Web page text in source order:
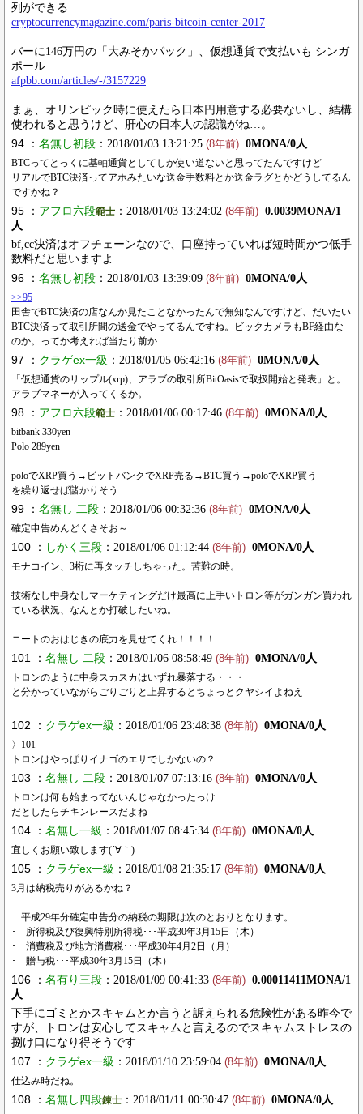
列ができる
cryptocurrencymagazine.com/paris-bitcoin-center-2017
バーに146万円の「大みそかパック」、仮想通貨で支払いも シンガ
ポール
afpbb.com/articles/-/3157229
まぁ、オリンピック時に使えたら日本円用意する必要ないし、結構
使われると思うけど、肝心の日本人の認識がね…。
94 ： 名無し初段 ：2018/01/03 13:21:25 (8年前) 0MONA/0人
BTCってとっくに基軸通貨としてしか使い道ないと思ってたんですけど
リアルでBTC決済ってアホみたいな送金手数料とか送金ラグとかどうしてるん
ですかね？
95 ： アフロ六段範士 ：2018/01/03 13:24:02 (8年前) 0.0039MONA/1
人
bf,cc決済はオフチェーンなので、口座持っていれば短時間かつ低手
数料だと思いますよ
96 ： 名無し初段 ：2018/01/03 13:39:09 (8年前) 0MONA/0人
>>95
田舎でBTC決済の店なんか見たことなかったんで無知なんですけど、だいたい
BTC決済って取引所間の送金でやってるんですね。ビックカメラもBF経由な
のか。ってか考えれば当たり前か…
97 ： クラゲex一級 ：2018/01/05 06:42:16 (8年前) 0MONA/0人
「仮想通貨のリップル(xrp)、アラブの取引所BitOasisで取扱開始と発表」と。
アラブマネーが入ってくるか。
98 ： アフロ六段範士 ：2018/01/06 00:17:46 (8年前) 0MONA/0人
bitbank 330yen
Polo 289yen
poloでXRP買う→ビットバンクでXRP売る→BTC買う→poloでXRP買う
を繰り返せば儲かりそう
99 ： 名無し 二段 ：2018/01/06 00:32:36 (8年前) 0MONA/0人
確定申告めんどくさそお～
100 ： しかく三段 ：2018/01/06 01:12:44 (8年前) 0MONA/0人
モナコイン、3桁に再タッチしちゃった。苦難の時。
技術なし中身なしマーケティングだけ最高に上手いトロン等がガンガン買われ
ている状況、なんとか打破したいね。
ニートのおはじきの底力を見せてくれ！！！！
101 ： 名無し 二段 ：2018/01/06 08:58:49 (8年前) 0MONA/0人
トロンのように中身スカスカはいずれ暴落する・・・
と分かっていながらごりごりと上昇するとちょっとクヤシイよねえ
102 ： クラゲex一級 ：2018/01/06 23:48:38 (8年前) 0MONA/0人
〉101
トロンはやっぱりイナゴのエサでしかないの？
103 ： 名無し 二段 ：2018/01/07 07:13:16 (8年前) 0MONA/0人
トロンは何も始まってないんじゃなかったっけ
だとしたらチキンレースだよね
104 ： 名無し一級 ：2018/01/07 08:45:34 (8年前) 0MONA/0人
宜しくお願い致します(´∀｀)
105 ： クラゲex一級 ：2018/01/08 21:35:17 (8年前) 0MONA/0人
3月は納税売りがあるかね？
平成29年分確定申告分の納税の期限は次のとおりとなります。
･ 所得税及び復興特別所得税･･･平成30年3月15日（木）
･ 消費税及び地方消費税･･･平成30年4月2日（月）
･ 贈与税･･･平成30年3月15日（木）
106 ： 名有り三段 ：2018/01/09 00:41:33 (8年前) 0.00011411MONA/1
人
下手にゴミとかスキャムとか言うと訴えられる危険性がある昨今で
すが、トロンは安心してスキャムと言えるのでスキャムストレスの
捌け口になり得そうです
107 ： クラゲex一級 ：2018/01/10 23:59:04 (8年前) 0MONA/0人
仕込み時だね。
108 ： 名無し四段錬士 ：2018/01/11 00:30:47 (8年前) 0MONA/0人